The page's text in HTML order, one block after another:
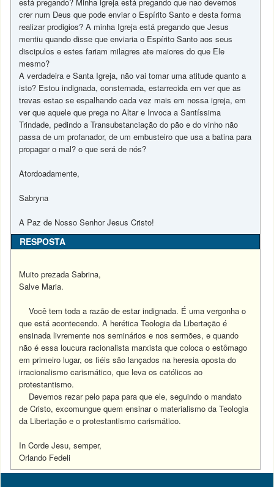
crer num Deus que pode enviar o Espírito Santo e desta forma
realizar prodigios? A minha Igreja está pregando que Jesus
mentiu quando disse que enviaria o Espírito Santo aos seus
discipulos e estes fariam milagres ate maiores do que Ele
mesmo?
A verdadeira e Santa Igreja, não vai tomar uma atitude quanto a
isto? Estou indignada, consternada, estarrecida em ver que as
trevas estao se espalhando cada vez mais em nossa igreja, em
ver que aquele que prega no Altar e Invoca a Santíssima
Trindade, pedindo a Transubstanciação do pão e do vinho não
passa de um profanador, de um embusteiro que usa a batina para
propagar o mal? o que será de nós?
Atordoadamente,
Sabryna
A Paz de Nosso Senhor Jesus Cristo!
RESPOSTA
Muito prezada Sabrina,
Salve Maria.
Você tem toda a razão de estar indignada. É uma vergonha o
que está acontecendo. A herética Teologia da Libertação é
ensinada livremente nos seminários e nos sermões, e quando
não é essa loucura racionalista marxista que coloca o estômago
em primeiro lugar, os fiéis são lançados na heresia oposta do
irracionalismo carismático, que leva os católicos ao
protestantismo.
Devemos rezar pelo papa para que ele, seguindo o mandato
de Cristo, excomungue quem ensinar o materialismo da Teologia
da Libertação e o protestantismo carismático.
In Corde Jesu, semper,
Orlando Fedeli